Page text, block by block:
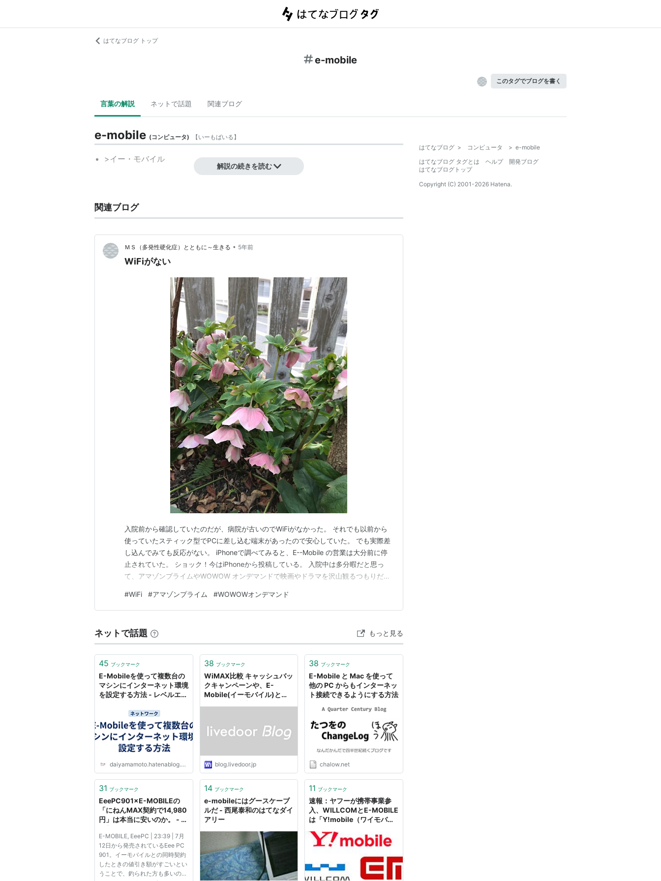
はてなブログ トップ
e-mobile
このタグでブログを書く
言葉の解説 ネットで話題 関連ブログ
e-mobile (コンピュータ) 【いーもばいる】
>イー・モバイル
解説の続きを読む
関連ブログ
ＭＳ（多発性硬化症）とともに～生きる • 5年前
WiFiがない
入院前から確認していたのだが、病院が古いのでWiFiがなかった。 それでも以前から
使っていたスティック型でPCに差し込む端末があったので安心していた。 でも実際差
し込んでみても反応がない。 iPhoneで調べてみると、E--Mobile の営業は大分前に停
止されていた。 ショック！今はiPhoneから投稿している。 入院中は多分暇だと思っ
て、アマゾンプライムやWOWOW オンデマンドで映画やドラマを沢山観るつもりだっ
#WiFi #アマゾンプライム #WOWOWオンデマンド
ネットで話題 もっと見る
45 ブックマーク
E-Mobileを使って複数台の
マシンにインターネット環境
を設定する方法 - レベルエン
daiyamamoto.hatenablog.com
38 ブックマーク
WiMAX比較 キャッシュバッ
クキャンペーンや、E-
Mobile(イーモバイル)と
blog.livedoor.jp
38 ブックマーク
E-Mobile と Mac を使って
他の PC からもインターネッ
ト接続できるようにする方法
chalow.net
31 ブックマーク
EeePC901×E-MOBILEの
「にねんMAX契約で14,980
円」は本当に安いのか。 - う
E-MOBILE, EeePC | 23:39 | 7月
12日から発売されているEee PC
901。イーモバイルとの同時契約
したときの値引き額がすごいとい
うことで、釣られた方も多いので
14 ブックマーク
e-mobileにはグースケーブ
ルだ - 西尾泰和のはてなダイ
アリー
11 ブックマーク
速報：ヤフーが携帯事業参
入、WILLCOMとE-MOBILE
は「Y!mobile（ワイモバイ
はてなブログ > コンピュータ > e-mobile
はてなブログ タグとは
ヘルプ
開発ブログ
はてなブログトップ
Copyright (C) 2001-2026 Hatena.